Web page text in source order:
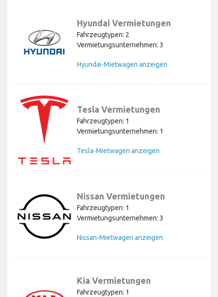
Hyundai Vermietungen
Fahrzeugtypen: 2
Vermietungsunternehmen: 3
Hyundai-Mietwagen anzeigen
Tesla Vermietungen
Fahrzeugtypen: 1
Vermietungsunternehmen: 1
Tesla-Mietwagen anzeigen
Nissan Vermietungen
Fahrzeugtypen: 1
Vermietungsunternehmen: 3
Nissan-Mietwagen anzeigen
Kia Vermietungen
Fahrzeugtypen: 1